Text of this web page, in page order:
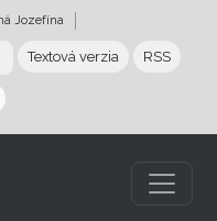
Jozefína
Textová verzia RSS